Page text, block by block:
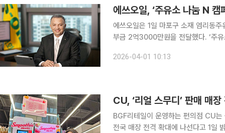
에쓰오일, ‘주유소 나눔 N
에쓰오일은 1일 마포구 소재 염리동
부금 2억3000만원을 전달했다. ‘주유소 나눔 N 캠페인’은 지역 주민들과 친밀한 S-OIL 주유소를
국 200여개의 S-OIL 주유소가 참여
2026-04-01 10:13
CU, ‘리얼 스무디’ 판매 매
BGF리테일이 운영하는 편의점 CU는
전국 매장 전격 확대에 나선다고 1일 밝혔다. 리얼 스무디는 수박, 망고 바나나, 딸기